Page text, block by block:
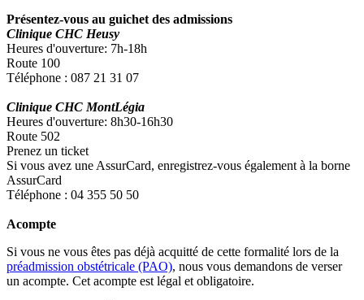
Présentez-vous au guichet des admissions
Clinique CHC Heusy
Heures d'ouverture: 7h-18h
Route 100
Téléphone : 087 21 31 07
Clinique CHC MontLégia
Heures d'ouverture: 8h30-16h30
Route 502
Prenez un ticket
Si vous avez une AssurCard, enregistrez-vous également à la borne
AssurCard
Téléphone : 04 355 50 50
Acompte
Si vous ne vous êtes pas déjà acquitté de cette formalité lors de la
préadmission obstétricale (PAO), nous vous demandons de verser
un acompte. Cet acompte est légal et obligatoire.